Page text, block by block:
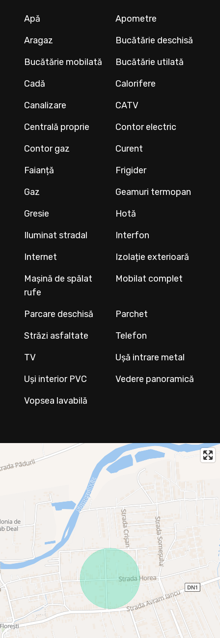
Apă
Apometre
Aragaz
Bucătărie deschisă
Bucătărie mobilată
Bucătărie utilată
Cadă
Calorifere
Canalizare
CATV
Centrală proprie
Contor electric
Contor gaz
Curent
Faianță
Frigider
Gaz
Geamuri termopan
Gresie
Hotă
Iluminat stradal
Interfon
Internet
Izolație exterioară
Mașină de spălat
rufe
Mobilat complet
Parcare deschisă
Parchet
Străzi asfaltate
Telefon
TV
Ușă intrare metal
Uși interior PVC
Vedere panoramică
Vopsea lavabilă